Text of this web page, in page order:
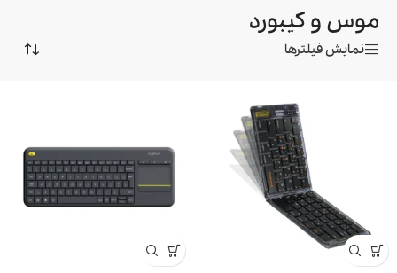
موس و کیبورد
نمایش فیلترها